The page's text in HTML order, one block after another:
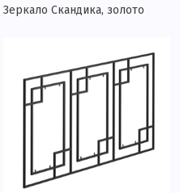
Зеркало Скандика, золото